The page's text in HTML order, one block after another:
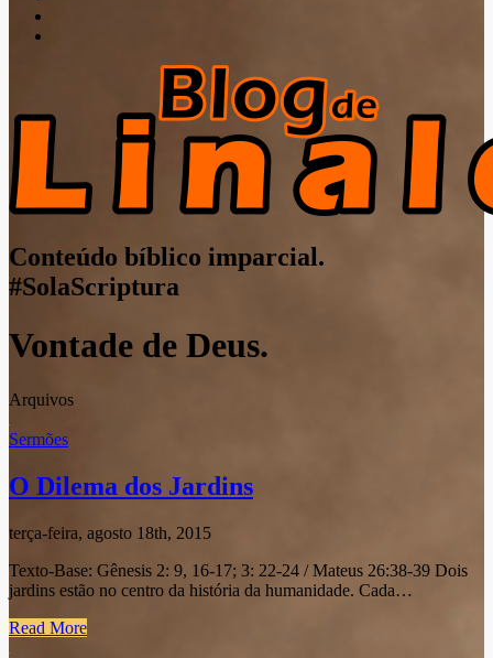
Conteúdo bíblico imparcial.
#SolaScriptura
Vontade de Deus.
Arquivos
Sermões
O Dilema dos Jardins
terça-feira, agosto 18th, 2015
Texto-Base: Gênesis 2: 9, 16-17; 3: 22-24 / Mateus 26:38-39 Dois
jardins estão no centro da história da humanidade. Cada…
Read More